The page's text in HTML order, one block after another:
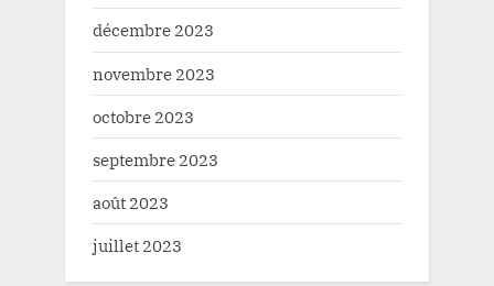
décembre 2023
novembre 2023
octobre 2023
septembre 2023
août 2023
juillet 2023